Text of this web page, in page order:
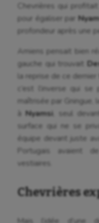
Chevrières qui
pour égaliser par
profondeur après une
Amiens pensait bien
gauche qui trouvait
la reprise de ce
c’est l’inverse qui
maîtrisée par
à Nyamsi , seul
surface qui ne se
équipe devant juste
Portugais avaient
vestiaires.
Chevrières
Mais l’idée d’une